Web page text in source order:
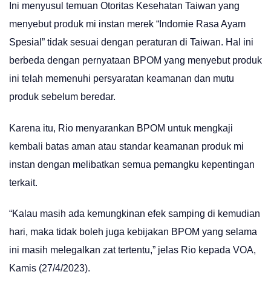
Ini menyusul temuan Otoritas Kesehatan Taiwan yang
menyebut produk mi instan merek “Indomie Rasa Ayam
Spesial” tidak sesuai dengan peraturan di Taiwan. Hal ini
berbeda dengan pernyataan BPOM yang menyebut produk
ini telah memenuhi persyaratan keamanan dan mutu
produk sebelum beredar.
Karena itu, Rio menyarankan BPOM untuk mengkaji
kembali batas aman atau standar keamanan produk mi
instan dengan melibatkan semua pemangku kepentingan
terkait.
“Kalau masih ada kemungkinan efek samping di kemudian
hari, maka tidak boleh juga kebijakan BPOM yang selama
ini masih melegalkan zat tertentu,” jelas Rio kepada VOA,
Kamis (27/4/2023).